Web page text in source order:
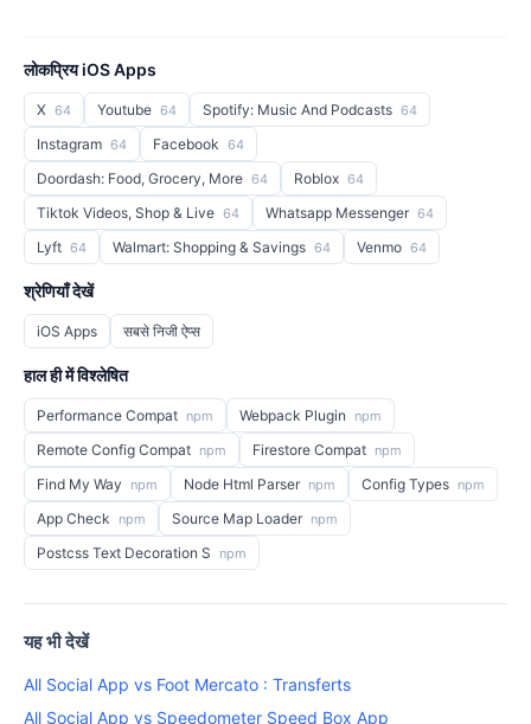
लोकप्रिय iOS Apps
X 64 Youtube 64 Spotify: Music And Podcasts 64
Instagram 64 Facebook 64
Doordash: Food, Grocery, More 64 Roblox 64
Tiktok Videos, Shop & Live 64 Whatsapp Messenger 64
Lyft 64 Walmart: Shopping & Savings 64 Venmo 64
श्रेणियाँ देखें
iOS Apps सबसे निजी ऐप्स
हाल ही में विश्लेषित
Performance Compat npm Webpack Plugin npm
Remote Config Compat npm Firestore Compat npm
Find My Way npm Node Html Parser npm Config Types npm
App Check npm Source Map Loader npm
Postcss Text Decoration S npm
यह भी देखें
All Social App vs Foot Mercato : Transferts
All Social App vs Speedometer Speed Box App